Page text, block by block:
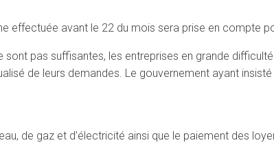
effectuée avant le 22 du mois sera prise en compte
sont pas suffisantes, les entreprises en grande
de leurs demandes. Le gouvernement ayant
de gaz et d’électricité ainsi que le paiement des